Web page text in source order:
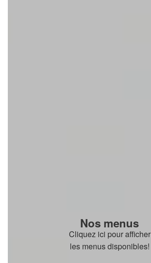
Nos menus
Cliquez ici pour afficher
les menus disponibles!